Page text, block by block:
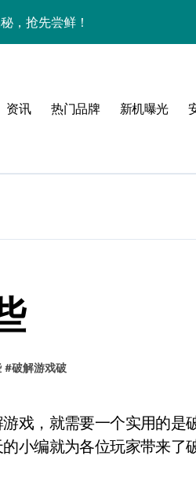
，抢先尝鲜！
被这波创新掀翻了！
新亮点抢先瞅
玩法超带感！
资讯 热门品牌 新机曝光
#破解游戏破
小编就为各位玩家带来了